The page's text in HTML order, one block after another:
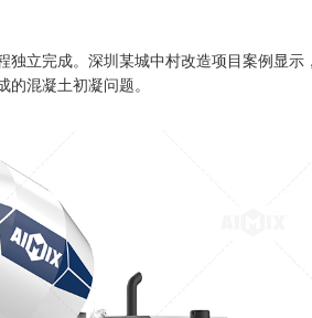
独立完成。深圳某城中村改造项目案例显示
混凝土初凝问题。